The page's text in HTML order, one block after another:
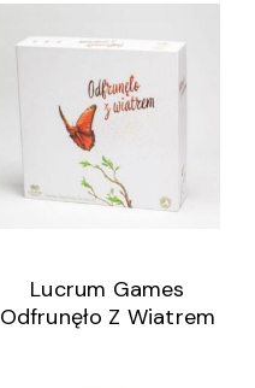
Lucrum Games
Odfrunęło Z Wiatrem